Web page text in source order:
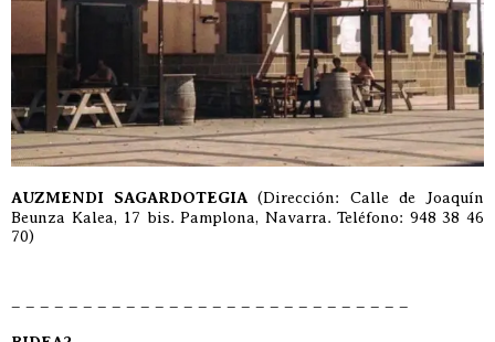
AUZMENDI SAGARDOTEGIA (Dirección: Calle de Joaquín
Beunza Kalea, 17 bis. Pamplona, Navarra. Teléfono: 948 38 46
70)
– – – – – – – – – – – – – – – – – – – – – – – – – – – –